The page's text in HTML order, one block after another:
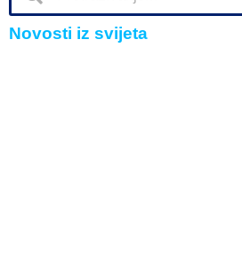
Novosti iz svijeta